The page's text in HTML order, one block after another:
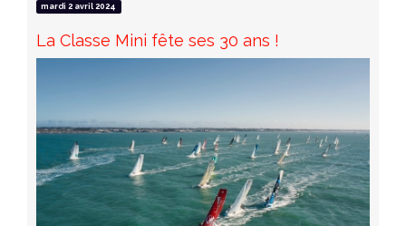
mardi 2 avril 2024
La Classe Mini fête ses 30 ans !